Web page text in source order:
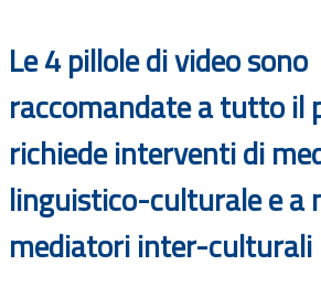
Le 4 pillole di video sono
raccomandate a tutto il
richiede interventi di
linguistico-culturale e a
mediatori inter-culturali